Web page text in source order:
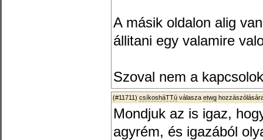
A másik oldalon alig
állitani egy valamire
Szoval nem a
(#11711) csíkosháTTú válasza etwg
Mondjuk az is igaz,
agyrém, és igazából